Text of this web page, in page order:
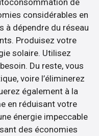
considérables en
à dépendre du réseau
Produisez votre
solaire. Utilisez
Du reste, vous
voire l’éliminerez
également à la
en réduisant votre
énergie impeccable
des économies